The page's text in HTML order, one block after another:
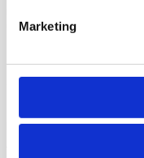
Marketing
uden forbehold eller
desværre dit ansvar
Finansiering via lån /
hos os.Læs mere eller